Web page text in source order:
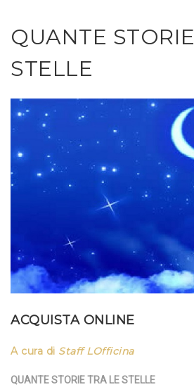
QUANTE
STELLE
ACQUISTA ONLINE
A cura di Staff LOfficina
QUANTE STORIE TRA LE STELLE